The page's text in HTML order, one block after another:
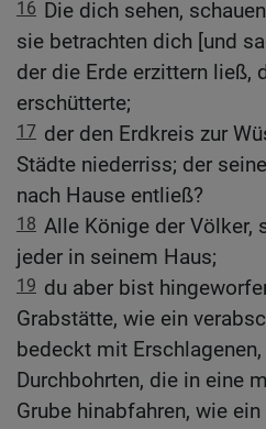
16 Die dich sehen,
sie betrachten dich [und
der die Erde erzittern ließ,
erschütterte;
17 der den Erdkreis zur
Städte niederriss; der
nach Hause entließ?
18 Alle Könige der Völker,
jeder in seinem Haus;
19 du aber bist
Grabstätte, wie ein
bedeckt mit
Durchbohrten, die in eine
Grube hinabfahren, wie